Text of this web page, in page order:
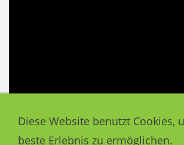
Diese Website benutzt Cookies,
beste Erlebnis zu ermöglichen.